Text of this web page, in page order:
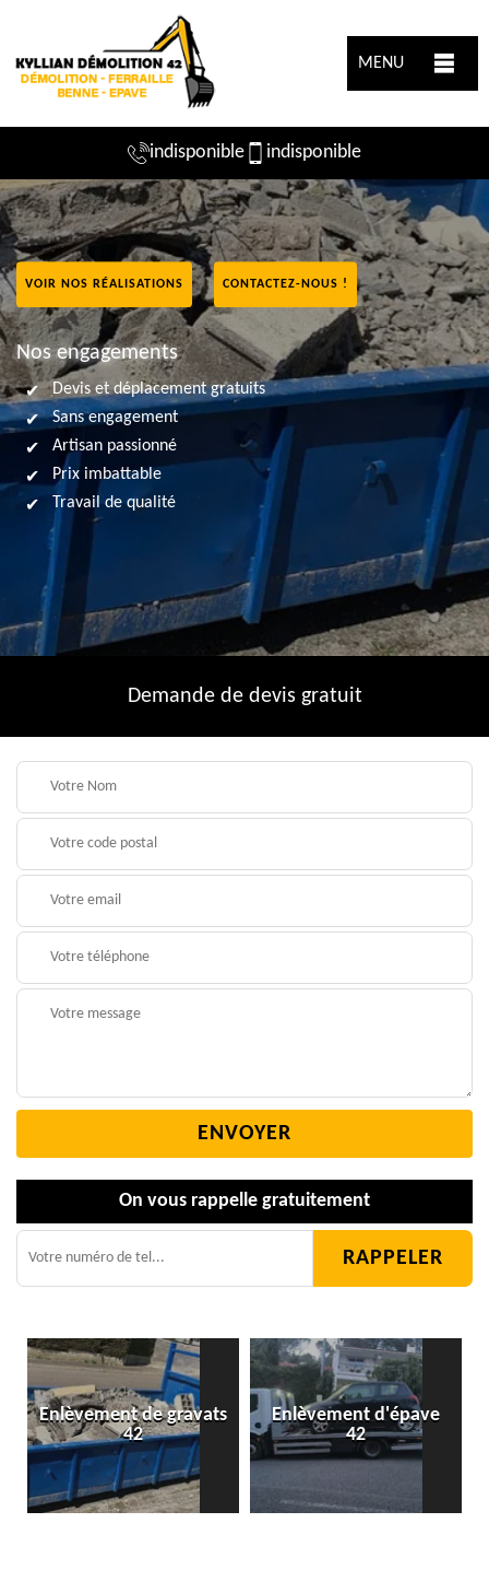
MENU
indisponible indisponible
VOIR NOS RÉALISATIONS CONTACTEZ-NOUS !
Nos engagements
Devis et déplacement gratuits
Sans engagement
Artisan passionné
Prix imbattable
Travail de qualité
Demande de devis gratuit
On vous rappelle gratuitement
Enlèvement de gravats
42
Enlèvement d'épave
42